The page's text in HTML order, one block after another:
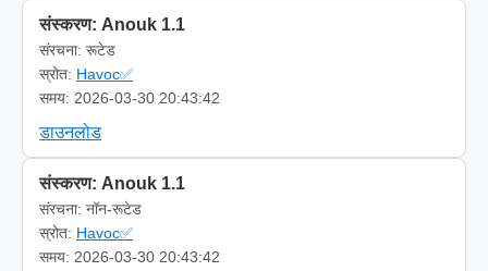
संस्करण: Anouk 1.1
संरचना: रूटेड
स्रोत: Havoc✅
समय: 2026-03-30 20:43:42
डाउनलोड
संस्करण: Anouk 1.1
संरचना: नॉन-रूटेड
स्रोत: Havoc✅
समय: 2026-03-30 20:43:42